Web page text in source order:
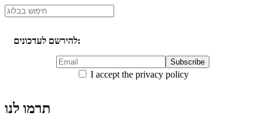
להירשם לעדכונים:
I accept the privacy policy
תרמו לנו